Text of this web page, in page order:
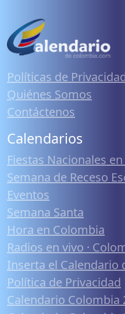
Políticas de
Quiénes Somos
Contáctenos
Calendarios
Fiestas Nacionales
Semana de Receso
Eventos
Semana Santa
Hora en Colombia
Radios en vivo ·
Inserta el Calendario
Política de Privacidad
Calendario Colombia